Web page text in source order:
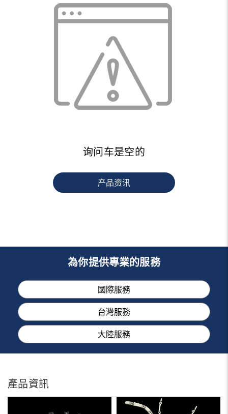
询问车是空的
产品资讯
產品資訊
為你提供專業的服務
國際服務
台灣服務
大陸服務